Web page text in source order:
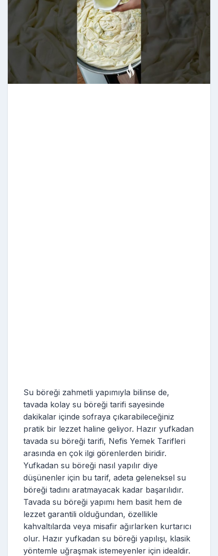
Su böreği zahmetli yapımıyla bilinse de,
tavada kolay su böreği tarifi sayesinde
dakikalar içinde sofraya çıkarabileceğiniz
pratik bir lezzet haline geliyor. Hazır yufkadan
tavada su böreği tarifi, Nefis Yemek Tarifleri
arasında en çok ilgi görenlerden biridir.
Yufkadan su böreği nasıl yapılır diye
düşünenler için bu tarif, adeta geleneksel su
böreği tadını aratmayacak kadar başarılıdır.
Tavada su böreği yapımı hem basit hem de
lezzet garantili olduğundan, özellikle
kahvaltılarda veya misafir ağırlarken kurtarıcı
olur. Hazır yufkadan su böreği yapılışı, klasik
yöntemle uğraşmak istemeyenler için idealdir.